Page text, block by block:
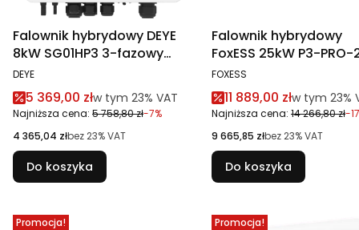
Falownik hybrydowy DEYE
8kW SG01HP3 3-fazowy
wysokonapięciowy
PRODUCENT
DEYE
Cena promocyjna brutto
5 369,00 złw tym %s VAT
w tym 23% VAT
Najniższa cena: 5 758,80 zł-7%
Cena netto
4 365,04 złbez 23% VAT
Do koszyka
Falownik hybrydowy
FoxESS 25kW P3-PRO-
3-fazowy
wysokonapięciowy
PRODUCENT
FOXESS
Cena promocyjna
11 889,00 złw tym %s
w tym 23%
Najniższa cena: 14 266,80 zł-
Cena netto
9 665,85 złbez 23% VAT
Do koszyka
Promocja!
Promocja!